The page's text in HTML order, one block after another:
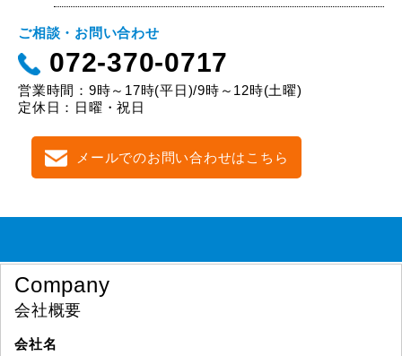
ご相談・お問い合わせ
072-370-0717
営業時間：9時～17時(平日)/9時～12時(土曜)
定休日：日曜・祝日
メールでのお問い合わせはこちら
Company
会社概要
会社名